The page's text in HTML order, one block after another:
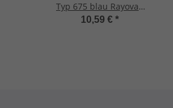
Typ 675 blau Rayovac
Extra Advanced
10,59 € *